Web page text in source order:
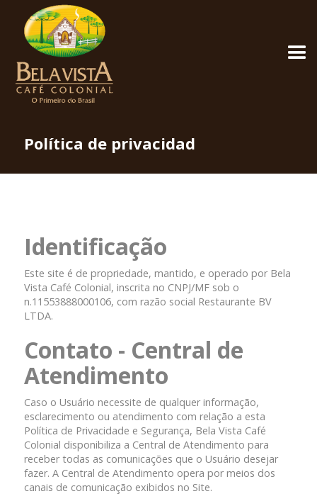
Política de privacidad
Identificação
Este site é de propriedade, mantido, e operado por Bela
Vista Café Colonial, inscrita no CNPJ/MF sob o
n.11553888000106, com razão social Restaurante BV
LTDA.
Contato - Central de
Atendimento
Caso o Usuário necessite de qualquer informação,
esclarecimento ou atendimento com relação a esta
Política de Privacidade e Segurança, Bela Vista Café
Colonial disponibiliza a Central de Atendimento para
receber todas as comunicações que o Usuário desejar
fazer. A Central de Atendimento opera por meios dos
canais de comunicação exibidos no Site.